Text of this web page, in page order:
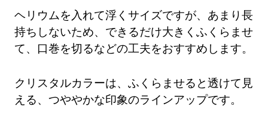
ヘリウムを入れて浮くサイズですが、あまり長
持ちしないため、できるだけ大きくふくらませ
て、口巻を切るなどの工夫をおすすめします。
クリスタルカラーは、ふくらませると透けて見
える、つややかな印象のラインアップです。